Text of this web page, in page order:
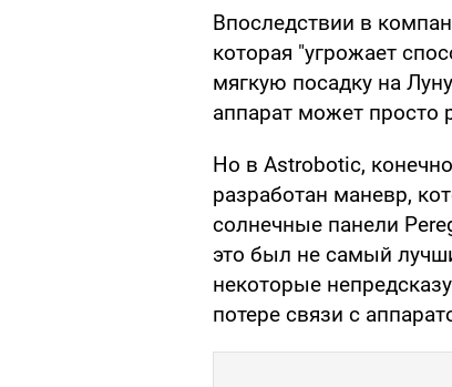
Впоследствии в
которая "угрожает
мягкую посадку на
аппарат может просто
Но в Astrobotic,
разработан маневр,
солнечные панели
это был не самый
некоторые
потере связи с